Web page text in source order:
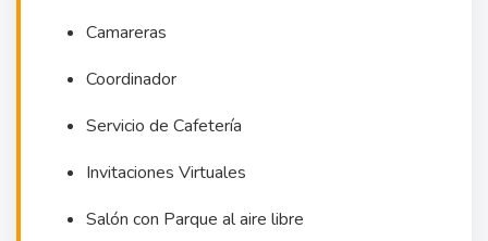
Camareras
Coordinador
Servicio de Cafetería
Invitaciones Virtuales
Salón con Parque al aire libre